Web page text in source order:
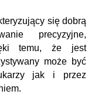
się dobrą
precyzyjne,
temu, że jest
może być
jak i przez